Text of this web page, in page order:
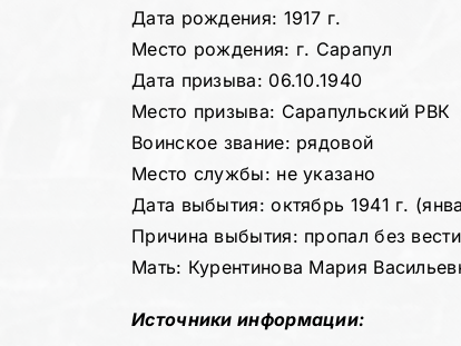
Дата рождения: 1917 г.
Место рождения: г. Сарапул
Дата призыва: 06.10.1940
Место призыва: Сарапульский РВК
Воинское звание: рядовой
Место службы: не указано
Дата выбытия: октябрь 1941 г.
Причина выбытия: пропал без вести
Мать: Курентинова Мария
Источники информации: